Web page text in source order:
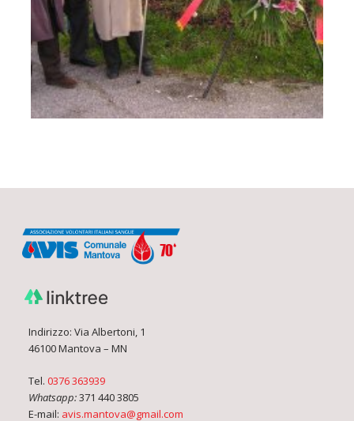
Indirizzo: Via Albertoni, 1
46100 Mantova – MN
Tel. 0376 363939
Whatsapp:371 440 3805
E-mail: avis.mantova@gmail.com